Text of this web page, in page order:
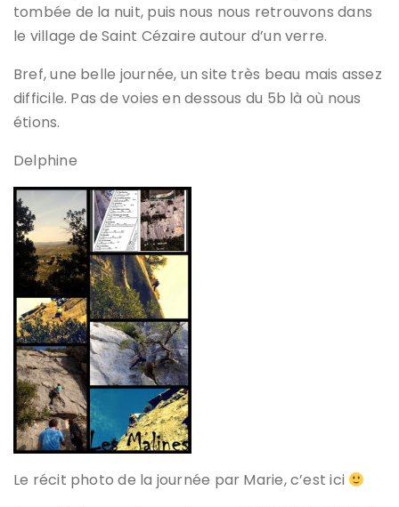
tombée de la nuit, puis nous nous retrouvons dans
le village de Saint Cézaire autour d’un verre.
Bref, une belle journée, un site très beau mais assez
difficile. Pas de voies en dessous du 5b là où nous
étions.
Delphine
Le récit photo de la journée par Marie, c’est ici